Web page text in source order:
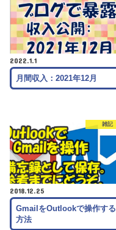
2022.1.1
月間収入：2021年12月
雑記
2018.12.25
GmailをOutlookで操作する
方法